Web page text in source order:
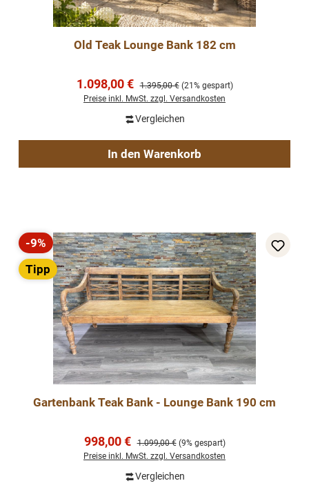
Old Teak Lounge Bank 182 cm
Verkaufspreis:
1.098,00 € Regulärer Preis:
1.395,00 € (21% gespart)
Preise inkl. MwSt. zzgl. Versandkosten
Vergleichen
In den Warenkorb
Rabatt
-9%
Tipp
Gartenbank Teak Bank - Lounge Bank 190 cm
Verkaufspreis:
998,00 € Regulärer Preis:
1.099,00 € (9% gespart)
Preise inkl. MwSt. zzgl. Versandkosten
Vergleichen